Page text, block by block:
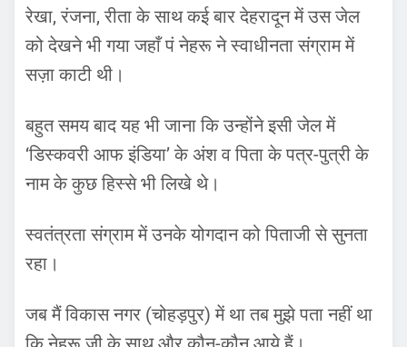
रेखा, रंजना, रीता के साथ कई बार देहरादून में उस जेल
को देखने भी गया जहाँ पं नेहरू ने स्वाधीनता संग्राम में
सज़ा काटी थी।
बहुत समय बाद यह भी जाना कि उन्होंने इसी जेल में
‘डिस्कवरी आफ इंडिया’ के अंश व पिता के पत्र-पुत्री के
नाम के कुछ हिस्से भी लिखे थे।
स्वतंत्रता संग्राम में उनके योगदान को पिताजी से सुनता
रहा।
जब मैं विकास नगर (चोहड़पुर) में था तब मुझे पता नहीं था